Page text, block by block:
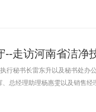
公司......
--走访河南省洁净
行秘书长雷东升以及秘书处办
总经理助理杨惠雯以及销售
事业单位、政府机关、教育、